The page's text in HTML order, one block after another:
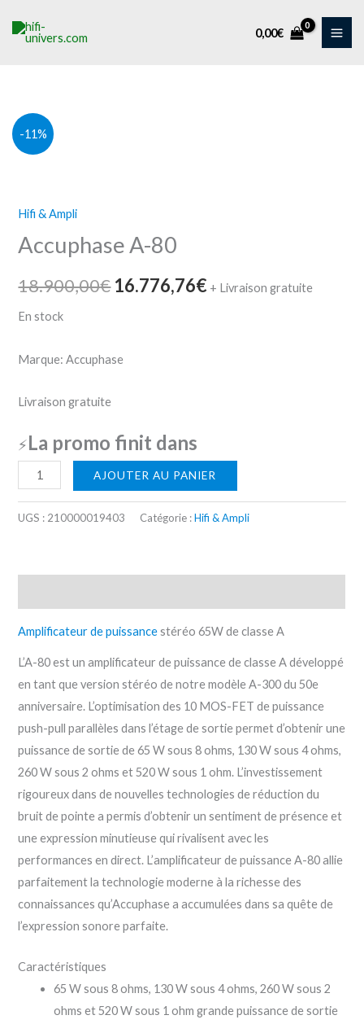
0,00€
-11%
Hifi & Ampli
Accuphase A-80
18.900,00€
était :
16.776,76€ + Livraison gratuite
En stock
Marque: Accuphase
Livraison gratuite
⚡La promo finit dans
quantité
de
80
AJOUTER AU PANIER
UGS : 210000019403 Catégorie :Hifi & Ampli
Amplificateur de puissancestéréo 65W de classe A
L’A-80 est un amplificateur de puissance de classe A développé
en tant que version stéréo de notre modèle A-300 du 50e
anniversaire. L’optimisation des 10 MOS-FET de puissance
push-pull parallèles dans l’étage de sortie permet d’obtenir une
puissance de sortie de 65 W sous 8 ohms, 130 W sous 4 ohms,
260 W sous 2 ohms et 520 W sous 1 ohm. L’investissement
rigoureux dans de nouvelles technologies de réduction du
bruit de pointe a permis d’obtenir un sentiment de présence et
une expression minutieuse qui rivalisent avec les
performances en direct. L’amplificateur de puissance A-80 allie
parfaitement la technologie moderne à la richesse des
connaissances qu’Accuphase a accumulées dans sa quête de
l’expression sonore parfaite.
Caractéristiques
65 W sous 8 ohms, 130 W sous 4 ohms, 260 W sous 2
ohms et 520 W sous 1 ohm grande puissance de sortie